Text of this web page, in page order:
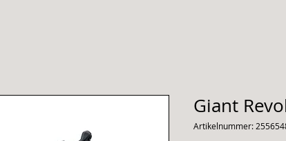
Giant
Artikelnummer: